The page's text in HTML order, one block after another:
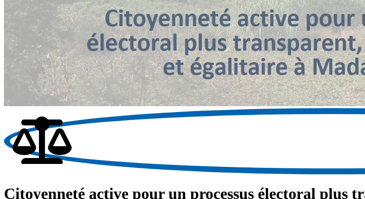
Citoyenneté active pour un processus électoral plus